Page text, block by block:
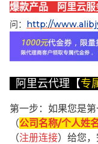
爆款产品 阿里云服
问： http://
阿里云代理【专
第一步：如果您是
（公司名称/个人姓
（注册连接）给您，